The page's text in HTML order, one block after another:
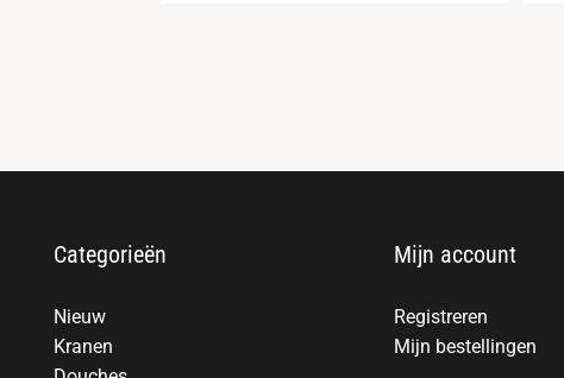
Categorieën
Nieuw
Kranen
Mijn account
Registreren
Mijn bestellingen